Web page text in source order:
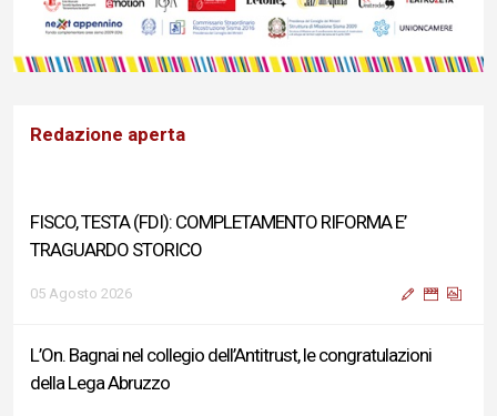
Redazione aperta
FISCO, TESTA (FDI): COMPLETAMENTO RIFORMA E’
TRAGUARDO STORICO
05 Agosto 2026
L’On. Bagnai nel collegio dell’Antitrust, le congratulazioni
della Lega Abruzzo